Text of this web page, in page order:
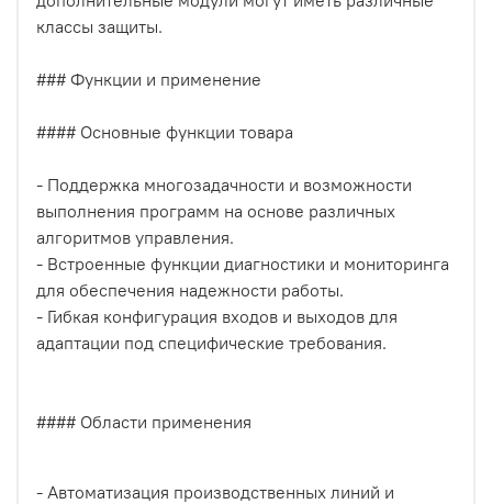
классы защиты.
### Функции и применение
#### Основные функции товара
- Поддержка многозадачности и возможности
выполнения программ на основе различных
алгоритмов управления.
- Встроенные функции диагностики и мониторинга
для обеспечения надежности работы.
- Гибкая конфигурация входов и выходов для
адаптации под специфические требования.
#### Области применения
- Автоматизация производственных линий и